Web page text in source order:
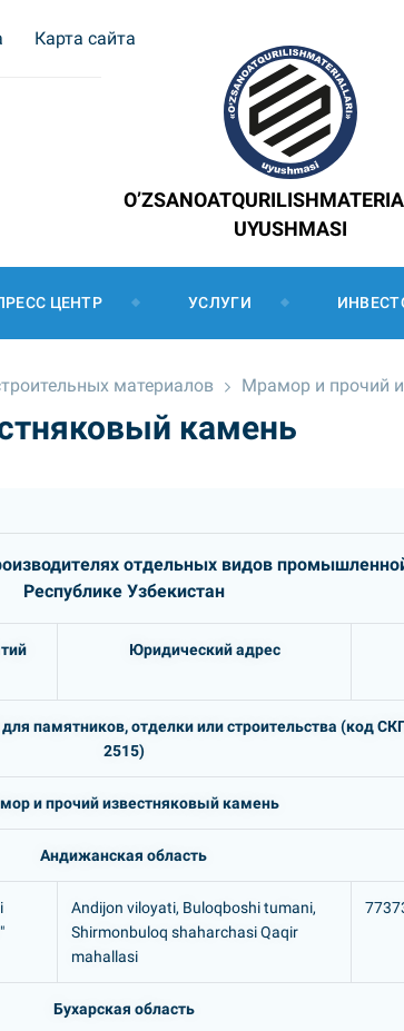
Карта сайта
UYUSHMASI
ЦЕНТР УСЛУГИ
материалов Мрамор и прочий
камень
отдельных видов
Республике Узбекистан
Юридический адрес
памятников, отделки или строительства (код
2515)
и прочий известняковый камень
Андижанская область
Andijon viloyati, Buloqboshi tumani,
Shirmonbuloq shaharchasi Qaqir
mahallasi
Бухарская область